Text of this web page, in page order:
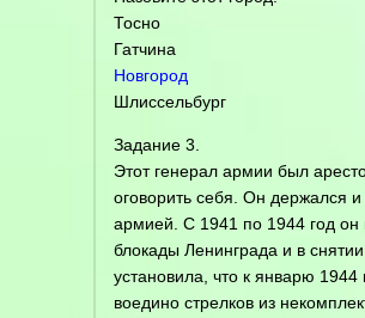
Тосно
Гатчина
Новгород
Шлиссельбург
Задание 3.
Этот генерал армии был
оговорить себя. Он держался
армией. С 1941 по 1944 год он
блокады Ленинграда и в
установила, что к январю 1944
воедино стрелков из